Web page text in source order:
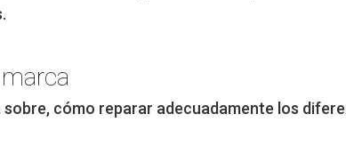
cómo reparar adecuadamente los